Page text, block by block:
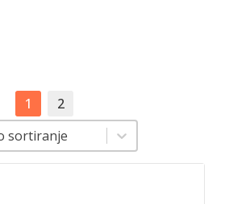
1
2
sortiranje